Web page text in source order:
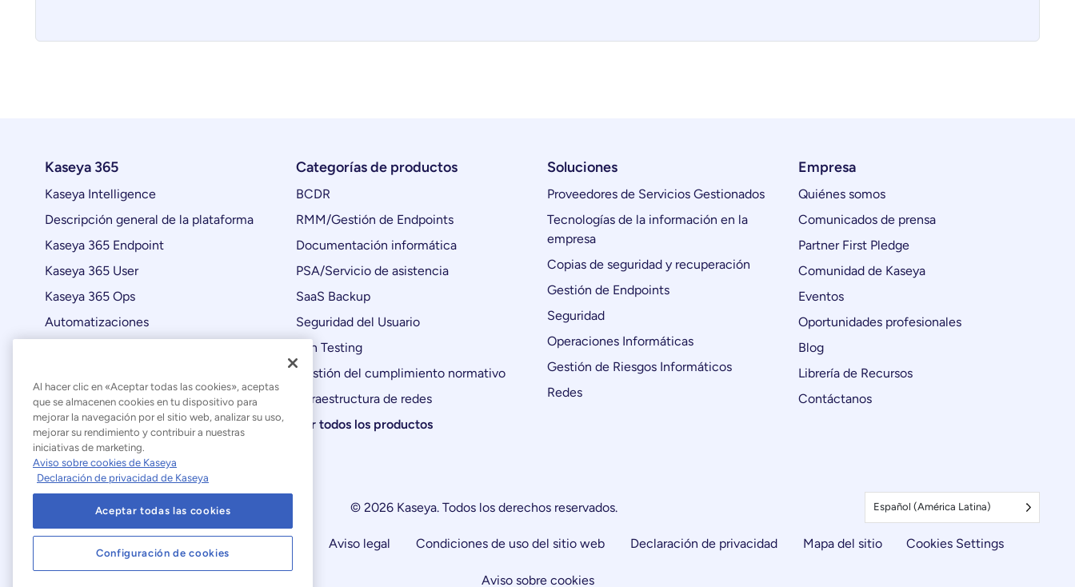
Kaseya 365
Kaseya Intelligence
Descripción general de la plataforma
Kaseya 365 Endpoint
Kaseya 365 User
Kaseya 365 Ops
Automatizaciones
Categorías de productos
BCDR
RMM/Gestión de Endpoints
Documentación informática
PSA/Servicio de asistencia
SaaS Backup
Seguridad del Usuario
Pen Testing
Gestión del cumplimiento normativo
Infraestructura de redes
Ver todos los productos
Soluciones
Proveedores de Servicios Gestionados
Tecnologías de la información en la
empresa
Copias de seguridad y recuperación
Gestión de Endpoints
Seguridad
Operaciones Informáticas
Gestión de Riesgos Informáticos
Redes
Empresa
Quiénes somos
Comunicados de prensa
Partner First Pledge
Comunidad de Kaseya
Eventos
Oportunidades profesionales
Blog
Librería de Recursos
Contáctanos
© 2026 Kaseya. Todos los derechos reservados. Español (América Latina)
Aviso legal Condiciones de uso del sitio web Declaración de privacidad Mapa del sitio Cookies Settings
Aviso sobre cookies
Al hacer clic en «Aceptar todas las cookies», aceptas
que se almacenen cookies en tu dispositivo para
mejorar la navegación por el sitio web, analizar su uso,
mejorar su rendimiento y contribuir a nuestras
iniciativas de marketing.
Aviso sobre cookies de Kaseya
Declaración de privacidad de Kaseya
Aceptar todas las cookies
Configuración de cookies